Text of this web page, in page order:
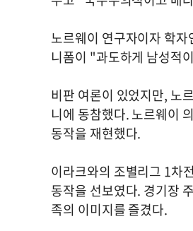
노르웨이 연구자이자 학
니폼이 "과도하게 남성적
비판 여론이 있었지만, 노
니에 동참했다. 노르웨이
동작을 재현했다.
이라크와의 조별리그 1차
동작을 선보였다. 경기장
족의 이미지를 즐겼다.